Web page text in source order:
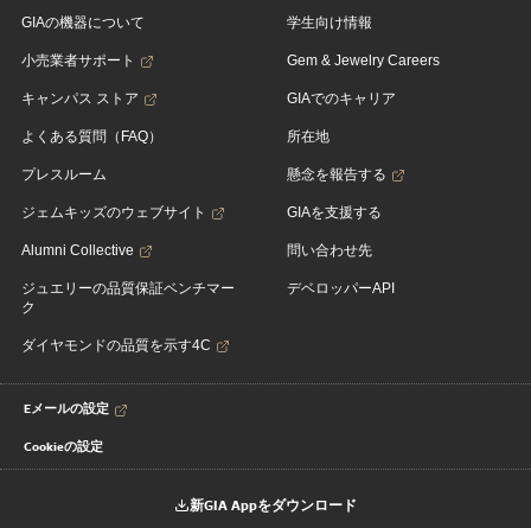
GIAの機器について
小売業者サポート
キャンパス ストア
よくある質問（FAQ）
プレスルーム
ジェムキッズのウェブサイト
Alumni Collective
ジュエリーの品質保証ベンチマー
ク
ダイヤモンドの品質を示す4C
学生向け情報
Gem & Jewelry Careers
GIAでのキャリア
所在地
懸念を報告する
GIAを支援する
問い合わせ先
デベロッパーAPI
Eメールの設定
Cookieの設定
新GIA Appをダウンロード